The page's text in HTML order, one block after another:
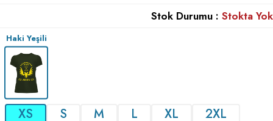
Stok Durumu : Stokta Yok
Haki Yeşili
XS S M L XL
2XL